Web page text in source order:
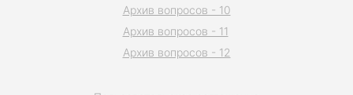
Архив вопросов - 10
Архив вопросов - 11
Архив вопросов - 12